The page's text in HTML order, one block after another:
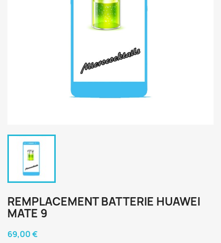
REMPLACEMENT BATTERIE HUAWEI
MATE 9
69,00 €